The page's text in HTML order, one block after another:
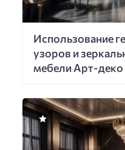
Использование
узоров и
мебели Арт-деко